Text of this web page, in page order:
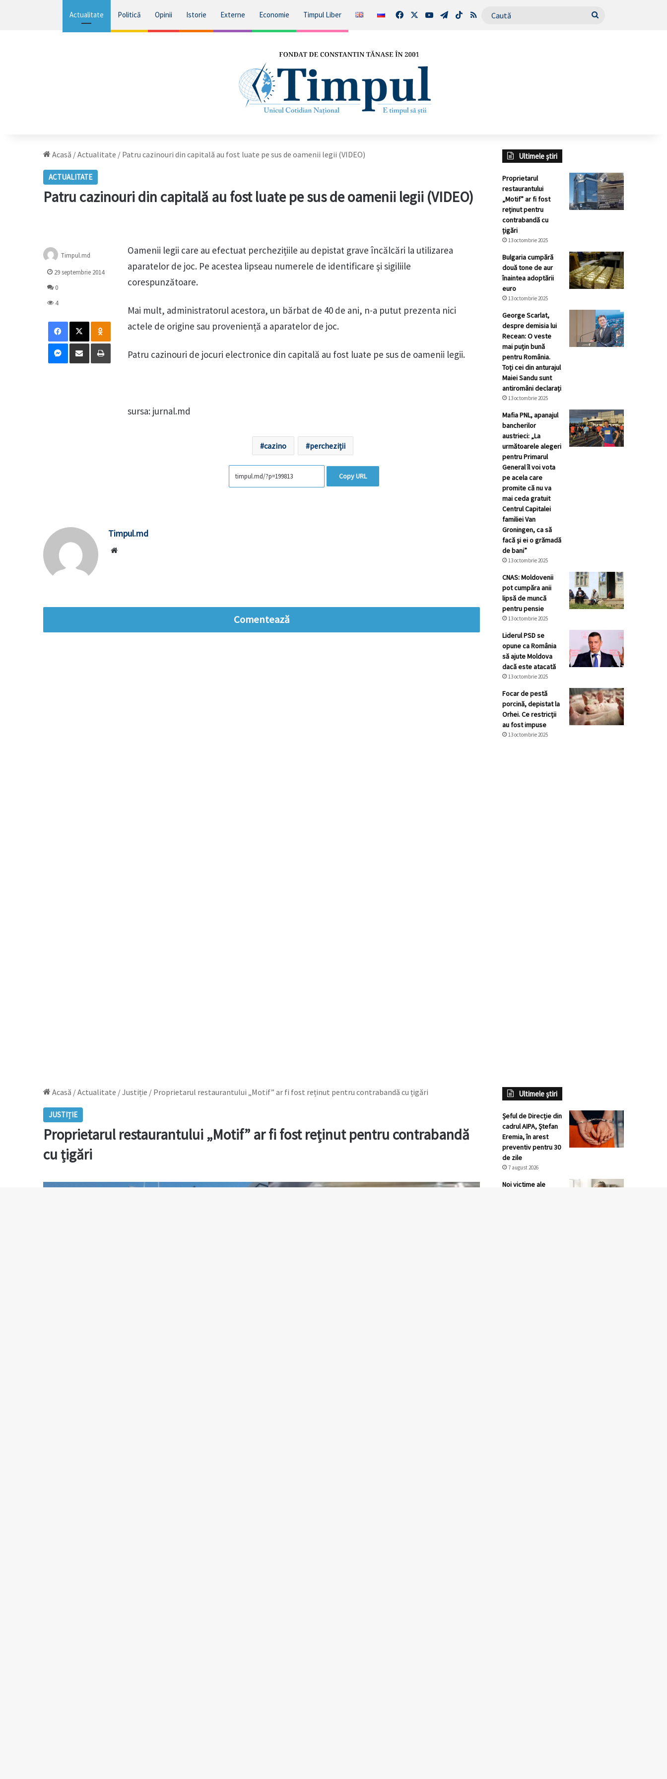
Actualitate Politică Opinii Istorie Externe Economie Timpul Liber FacebookYouTubeTelegram
TikTokRSS Caută
Acasă /Actualitate / Patru cazinouri din capitală au fost luate pe sus de oamenii legii (VIDEO)
ACTUALITATE
Patru cazinouri din capitală au fost luate pe sus de oamenii legii (VIDEO)
Oamenii legii care au efectuat perchezițiile au depistat grave încălcări la utilizarea
aparatelor de joc. Pe acestea lipseau numerele de identificare şi sigiliile
corespunzătoare.
Mai mult, administratorul acestora, un bărbat de 40 de ani, n-a putut prezenta nici
actele de origine sau proveniență a aparatelor de joc.
Patru cazinouri de jocuri electronice din capitală au fost luate pe sus de oamenii legii.
sursa: jurnal.md
cazino percheziții
Copy URL
Timpul.md
29 septembrie 2014
0
4
Facebook
X Odnoklassniki
Messenger
Distribuie prin mail Tipărește
Timpul.md
Comentează
Ultimele știri
Proprietarul
restaurantului
„Motif” ar fi fost
reținut pentru
contrabandă cu
țigări
13 octombrie 2025
Bulgaria cumpără
două tone de aur
înaintea adoptării
euro
13 octombrie 2025
George Scarlat,
despre demisia lui
Recean: O veste
mai puțin bună
pentru România.
Toți cei din anturajul
Maiei Sandu sunt
antiromâni declarați
13 octombrie 2025
Mafia PNL, apanajul
bancherilor
austrieci: „La
următoarele alegeri
pentru Primarul
General îl voi vota
pe acela care
promite că nu va
mai ceda gratuit
Centrul Capitalei
familiei Van
Groningen, ca să
facă și ei o grămadă
de bani”
13 octombrie 2025
CNAS: Moldovenii
pot cumpăra anii
lipsă de muncă
pentru pensie
13 octombrie 2025
Liderul PSD se
opune ca România
să ajute Moldova
dacă este atacată
13 octombrie 2025
Focar de pestă
porcină, depistat la
Orhei. Ce restricții
au fost impuse
13 octombrie 2025